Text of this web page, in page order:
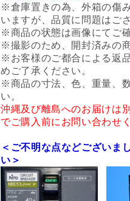
※倉庫置きの為、外箱の傷
いますが、品質に問題はご
※商品の状態は画像にてご
※撮影のため、開封済みの
※お客様のご都合による返
めご了承ください。
※商品の寸法、色、重量、
い。
沖縄及び離島へのお届けは
でご購入前にお問い合わせ
＜ご不明な点などございま
い＞